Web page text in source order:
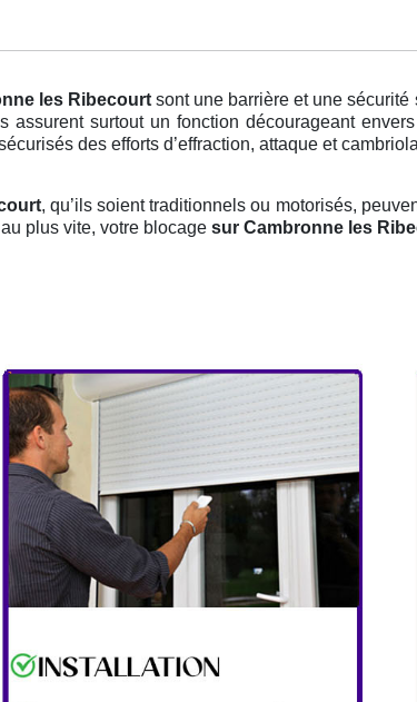
les Ribecourtsont une barrière et une
assurent surtout un fonction décourageant
des efforts d’effraction, attaque et
, qu’ils soient traditionnels ou motorisés,
plus vite, votre blocage sur Cambronne les